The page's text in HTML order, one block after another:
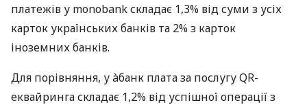
платежів у monobank складає 1,3% від суми з усіх
карток українських банків та 2% з карток
іноземних банків.
Для порівняння, у àбанк плата за послугу QR-
еквайринга складає 1,2% від успішної операції з